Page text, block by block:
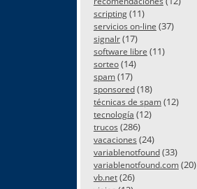
scripting(11)
servicios on-line (37)
signalr(17)
software libre (11)
sorteo(14)
spam(17)
sponsored(18)
técnicas de spam(12)
tecnología (12)
trucos (286)
vacaciones (24)
variablenotfound(33)
variablenotfound.com(20)
vb.net(26)